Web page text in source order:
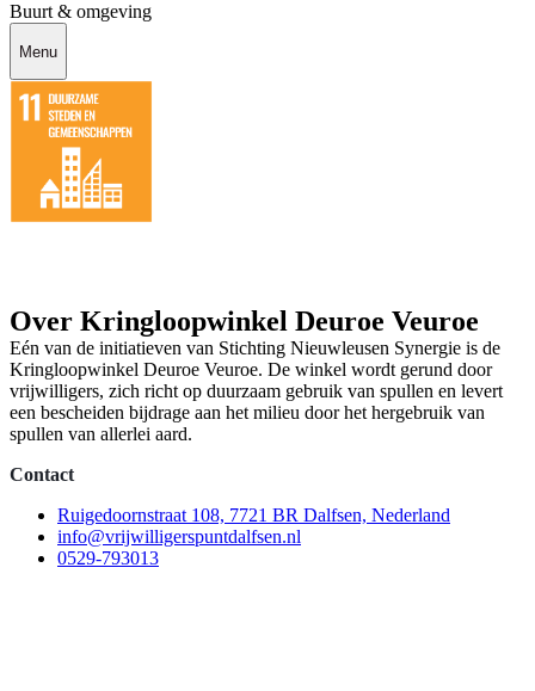
Buurt & omgeving
Menu
Over Kringloopwinkel Deuroe Veuroe
Eén van de initiatieven van Stichting Nieuwleusen Synergie is de
Kringloopwinkel Deuroe Veuroe. De winkel wordt gerund door
vrijwilligers, zich richt op duurzaam gebruik van spullen en levert
een bescheiden bijdrage aan het milieu door het hergebruik van
spullen van allerlei aard.
Contact
Ruigedoornstraat 108, 7721 BR Dalfsen, Nederland
info@vrijwilligerspuntdalfsen.nl
0529-793013